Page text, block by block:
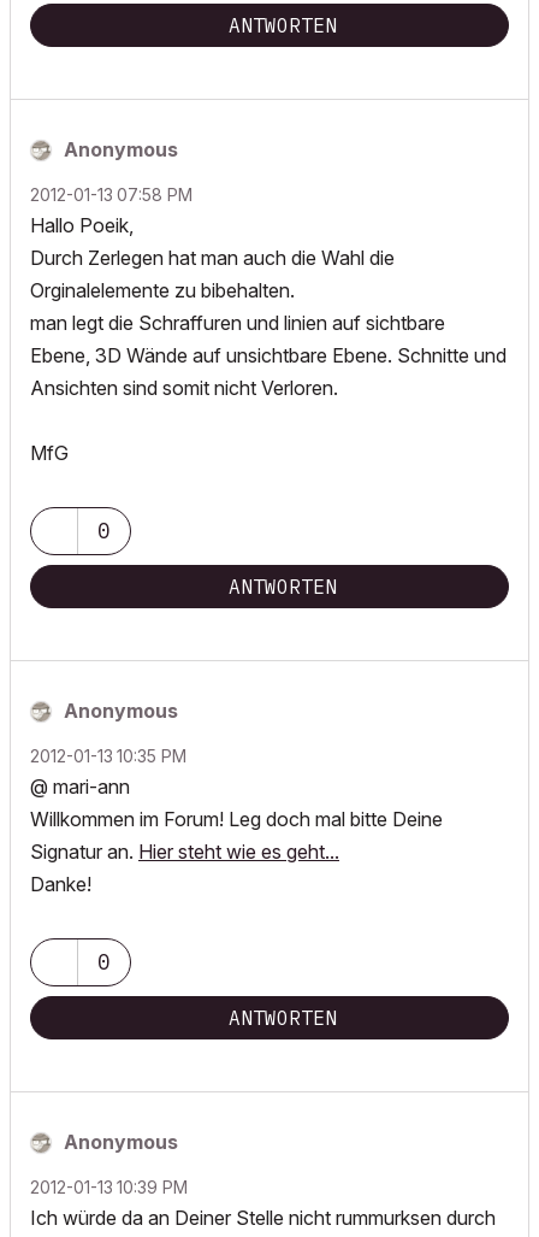
ANTWORTEN
Anonymous
‎2012-01-13 07:58 PM
Hallo Poeik,
Durch Zerlegen hat man auch die Wahl die
Orginalelemente zu bibehalten.
man legt die Schraffuren und linien auf sichtbare
Ebene, 3D Wände auf unsichtbare Ebene. Schnitte und
Ansichten sind somit nicht Verloren.
MfG
0
ANTWORTEN
Anonymous
‎2012-01-13 10:35 PM
@ mari-ann
Willkommen im Forum! Leg doch mal bitte Deine
Signatur an. Hier steht wie es geht...
Danke!
0
ANTWORTEN
Anonymous
‎2012-01-13 10:39 PM
Ich würde da an Deiner Stelle nicht rummurksen durch